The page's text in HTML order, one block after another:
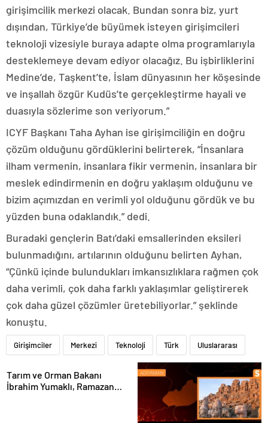
girişimcilik merkezi olacak. Bundan sonra biz, yurt
dışından, Türkiye’de büyümek isteyen girişimcileri
teknoloji vizesiyle buraya adapte olma programlarıyla
desteklemeye devam ediyor olacağız. Bu işbirliklerini
Medine’de, Taşkent’te, İslam dünyasının her köşesinde
ve inşallah özgür Kudüs’te gerçekleştirme hayali ve
duasıyla sözlerime son veriyorum.”
ICYF Başkanı Taha Ayhan ise girişimciliğin en doğru
çözüm olduğunu gördüklerini belirterek, “İnsanlara
ilham vermenin, insanlara fikir vermenin, insanlara bir
meslek edindirmenin en doğru yaklaşım olduğunu ve
bizim açımızdan en verimli yol olduğunu gördük ve bu
yüzden buna odaklandık.” dedi.
Buradaki gençlerin Batı’daki emsallerinden eksileri
bulunmadığını, artılarının olduğunu belirten Ayhan,
“Çünkü içinde bulundukları imkansızlıklara rağmen çok
daha verimli, çok daha farklı yaklaşımlar geliştirerek
çok daha güzel çözümler üretebiliyorlar.” şeklinde
konuştu.
Girişimciler Merkezi Teknoloji Türk Uluslararası
Tarım ve Orman Bakanı
İbrahim Yumaklı, Ramazan